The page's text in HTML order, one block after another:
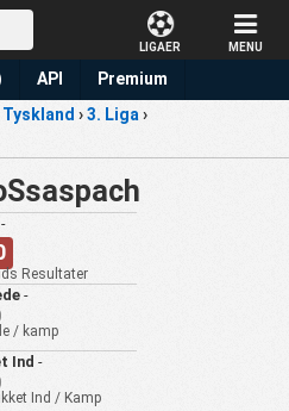
LIGAER MENU
API Premium
Tyskland ›3. Liga ›
-
Resultater
-
/ kamp
Ind -
Ind / Kamp